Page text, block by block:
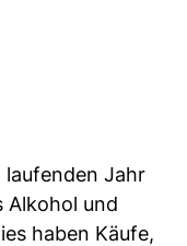
laufenden Jahr
Alkohol und
haben Käufe,